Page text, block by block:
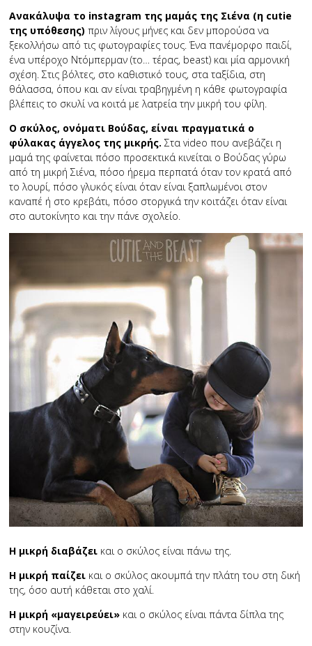
Ανακάλυψα το instagram της μαμάς της Σιένα (η cutie
της υπόθεσης) πριν λίγους μήνες και δεν μπορούσα να
ξεκολλήσω από τις φωτογραφίες τους. Ένα πανέμορφο παιδί,
ένα υπέροχο Ντόμπερμαν (το… τέρας, beast) και μία αρμονική
σχέση. Στις βόλτες, στο καθιστικό τους, στα ταξίδια, στη
θάλασσα, όπου και αν είναι τραβηγμένη η κάθε φωτογραφία
βλέπεις το σκυλί να κοιτά με λατρεία την μικρή του φίλη.
Ο σκύλος, ονόματι Βούδας, είναι πραγματικά ο
φύλακας άγγελος της μικρής. Στα video που ανεβάζει η
μαμά της φαίνεται πόσο προσεκτικά κινείται ο Βούδας γύρω
από τη μικρή Σιένα, πόσο ήρεμα περπατά όταν τον κρατά από
το λουρί, πόσο γλυκός είναι όταν είναι ξαπλωμένοι στον
καναπέ ή στο κρεβάτι, πόσο στοργικά την κοιτάζει όταν είναι
στο αυτοκίνητο και την πάνε σχολείο.
Η μικρή διαβάζει και ο σκύλος είναι πάνω της.
Η μικρή παίζει και ο σκύλος ακουμπά την πλάτη του στη δική
της, όσο αυτή κάθεται στο χαλί.
Η μικρή «μαγειρεύει» και ο σκύλος είναι πάντα δίπλα της
στην κουζίνα.